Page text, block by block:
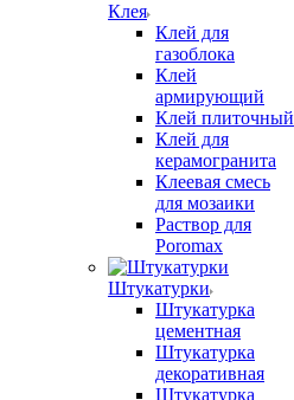
Клея
Клей для
газоблока
Клей
армирующий
Клей плиточный
Клей для
керамогранита
Клеевая смесь
для мозаики
Раствор для
Poromax
Штукатурки
Штукатурка
цементная
Штукатурка
декоративная
Штукатурка